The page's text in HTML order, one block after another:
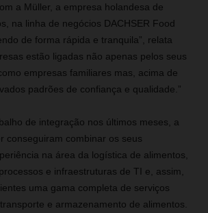
a Müller, a empresa holandesa de
na linha de negócios DACHSER Food
de forma rápida e tranquila”, relata
estão ligadas não apenas pelos seus
empresas familiares mas, acima de
padrões de confiança e qualidade.”
de integração nos últimos meses, a
conseguiram combinar os seus
na área da logística de alimentos,
e infraestruturas de TI e, assim,
uma gama completa de serviços
e armazenamento de alimentos.